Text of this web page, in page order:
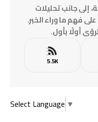
إلى جانب تحليلات
فهم ما وراء الخبر.
أولًا بأول.
5.5K
Select Language ▼